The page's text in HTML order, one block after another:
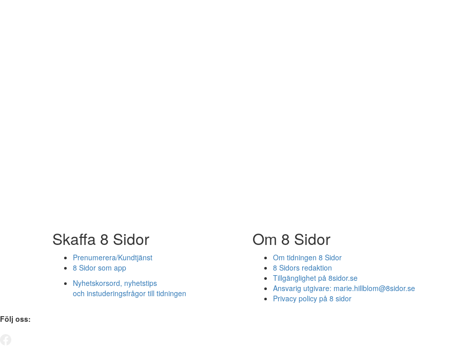
Skaffa 8 Sidor
Prenumerera/Kundtjänst
8 Sidor som app
Nyhetskorsord, nyhetstips
och instuderingsfrågor till tidningen
Om 8 Sidor
Om tidningen 8 Sidor
8 Sidors redaktion
Tillgänglighet på 8sidor.se
Ansvarig utgivare: marie.hillblom@8sidor.se
Privacy policy på 8 sidor
Följ oss: